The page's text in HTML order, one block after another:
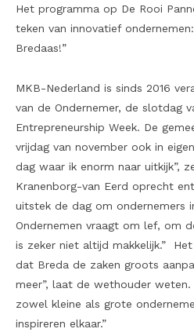
Het programma op De Rooi
teken van innovatief
Bredaas!”
MKB-Nederland is sinds 2016
van de Ondernemer, de slotdag
Entrepreneurship Week. De
vrijdag van november ook in
dag waar ik enorm naar uitkijk”,
Kranenborg-van Eerd oprecht
uitstek de dag om ondernemers
Ondernemen vraagt om lef, om
is zeker niet altijd makkelijk.”
dat Breda de zaken groots
meer”, laat de wethouder
zowel kleine als grote
inspireren elkaar.”